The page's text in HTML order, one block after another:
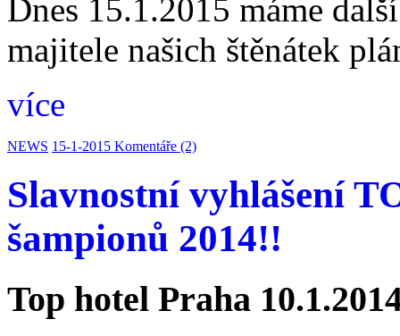
Dnes 15.1.2015 máme
majitele našich štěnátek
více
NEWS 15-1-2015 Komentáře (2)
Slavnostní vyhlášení
šampionů 2014!!
Top hotel Praha